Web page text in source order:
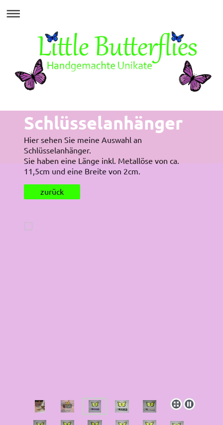
Schlüsselanhänger
Hier sehen Sie meine Auswahl an
Schlüsselanhänger.
Sie haben eine Länge inkl. Metallöse von ca.
11,5cm und eine Breite von 2cm.
zurück